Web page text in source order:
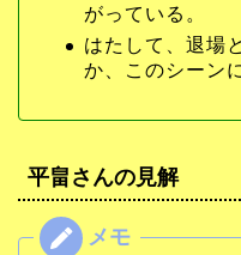
がっている。
はたして、退場
か、このシーン
平畠さんの見解